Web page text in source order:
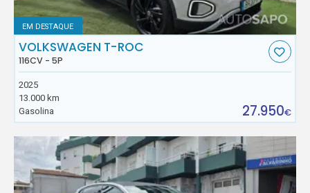
EM DESTAQUE
VOLKSWAGEN T-ROC
116CV - 5P
2025
13.000 km
Gasolina
27.950€